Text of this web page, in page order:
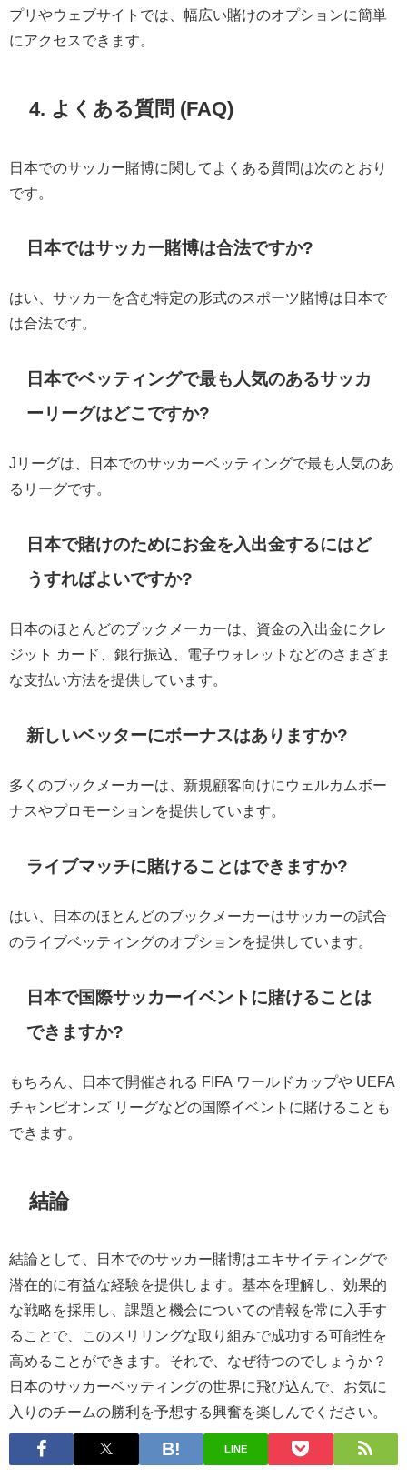
プリやウェブサイトでは、幅広い賭けのオプションに簡単
にアクセスできます。
4. よくある質問 (FAQ)
日本でのサッカー賭博に関してよくある質問は次のとおり
です。
日本ではサッカー賭博は合法ですか?
はい、サッカーを含む特定の形式のスポーツ賭博は日本で
は合法です。
日本でベッティングで最も人気のあるサッカ
ーリーグはどこですか?
Jリーグは、日本でのサッカーベッティングで最も人気のあ
るリーグです。
日本で賭けのためにお金を入出金するにはど
うすればよいですか?
日本のほとんどのブックメーカーは、資金の入出金にクレ
ジット カード、銀行振込、電子ウォレットなどのさまざま
な支払い方法を提供しています。
新しいベッターにボーナスはありますか?
多くのブックメーカーは、新規顧客向けにウェルカムボー
ナスやプロモーションを提供しています。
ライブマッチに賭けることはできますか?
はい、日本のほとんどのブックメーカーはサッカーの試合
のライブベッティングのオプションを提供しています。
日本で国際サッカーイベントに賭けることは
できますか?
もちろん、日本で開催される FIFA ワールドカップや UEFA
チャンピオンズ リーグなどの国際イベントに賭けることも
できます。
結論
結論として、日本でのサッカー賭博はエキサイティングで
潜在的に有益な経験を提供します。基本を理解し、効果的
な戦略を採用し、課題と機会についての情報を常に入手す
ることで、このスリリングな取り組みで成功する可能性を
高めることができます。それで、なぜ待つのでしょうか？
日本のサッカーベッティングの世界に飛び込んで、お気に
入りのチームの勝利を予想する興奮を楽しんでください。
LINE